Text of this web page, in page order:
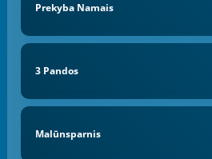
Prekyba Namais
3 Pandos
Malūnsparnis